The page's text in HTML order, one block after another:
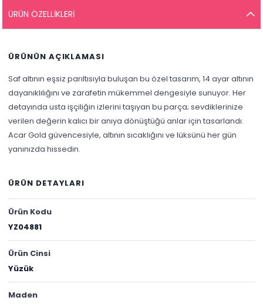
ÜRÜN ÖZELLIKLERI
ÜRÜNÜN AÇIKLAMASI
Saf altının eşsiz parıltısıyla buluşan bu özel tasarım, 14 ayar altının
dayanıklılığını ve zarafetin mükemmel dengesiyle sunuyor. Her
detayında usta işçiliğin izlerini taşıyan bu parça; sevdiklerinize
verilen değerin kalıcı bir anıya dönüştüğü anlar için tasarlandı.
Acar Gold güvencesiyle, altının sıcaklığını ve lüksünü her gün
yanınızda hissedin.
ÜRÜN DETAYLARI
Ürün Kodu
YZ04881
Ürün Cinsi
Yüzük
Maden